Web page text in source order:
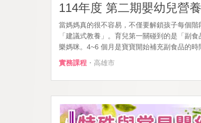
114年度 第二期嬰幼兒營
當媽媽真的很不容易，不僅要解鎖孩子每個
「建議式教養」。育兒第一關碰到的是「副
樂媽咪。4~6 個月是寶寶開始補充副食品的時
實務課程 ・高雄市